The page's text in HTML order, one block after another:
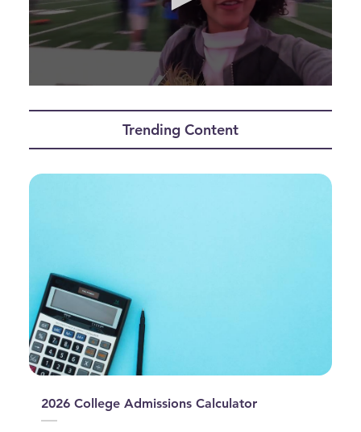
Trending Content
2026 College Admissions Calculator